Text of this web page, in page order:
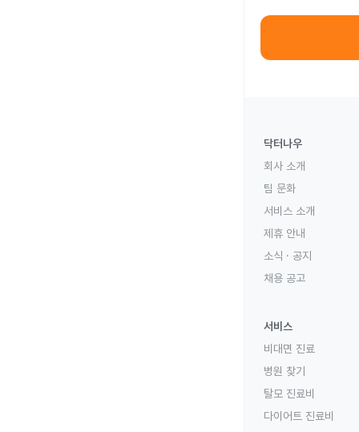
닥터나우
회사 소개
팀 문화
서비스 소개
제휴 안내
소식 · 공지
채용 공고
서비스
비대면 진료
병원 찾기
탈모 진료비
다이어트 진료비